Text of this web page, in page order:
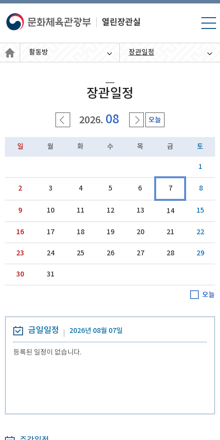
장관일정
활동방 장관일정
2026. 08
일 월 화 수 목 금 토
1
2 3 4 5 6 7 8
9 10 11 12 13 14 15
16 17 18 19 20 21 22
23 24 25 26 27 28 29
30 31
금일일정 2026년 08월 07일
등록된 일정이 없습니다.